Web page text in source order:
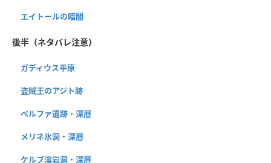
エイトールの暗闇
後半（ネタバレ注意）
ガディウス平原
盗賊王のアジト跡
ベルファ遺跡・深層
メリネ氷洞・深層
ケルブ溶岩洞・深層